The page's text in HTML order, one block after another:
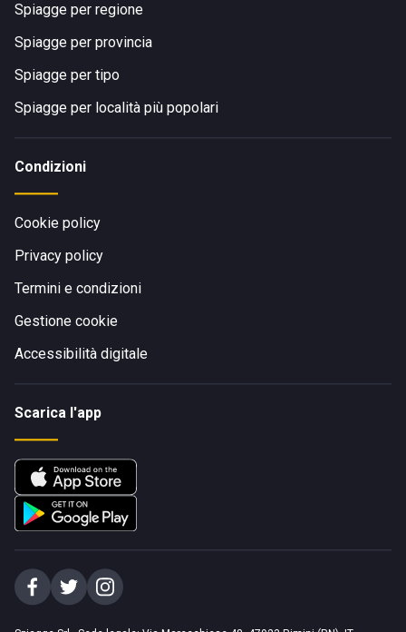
Spiagge per regione
Spiagge per provincia
Spiagge per tipo
Spiagge per località più popolari
Condizioni
Cookie policy
Privacy policy
Termini e condizioni
Gestione cookie
Accessibilità digitale
Scarica l'app